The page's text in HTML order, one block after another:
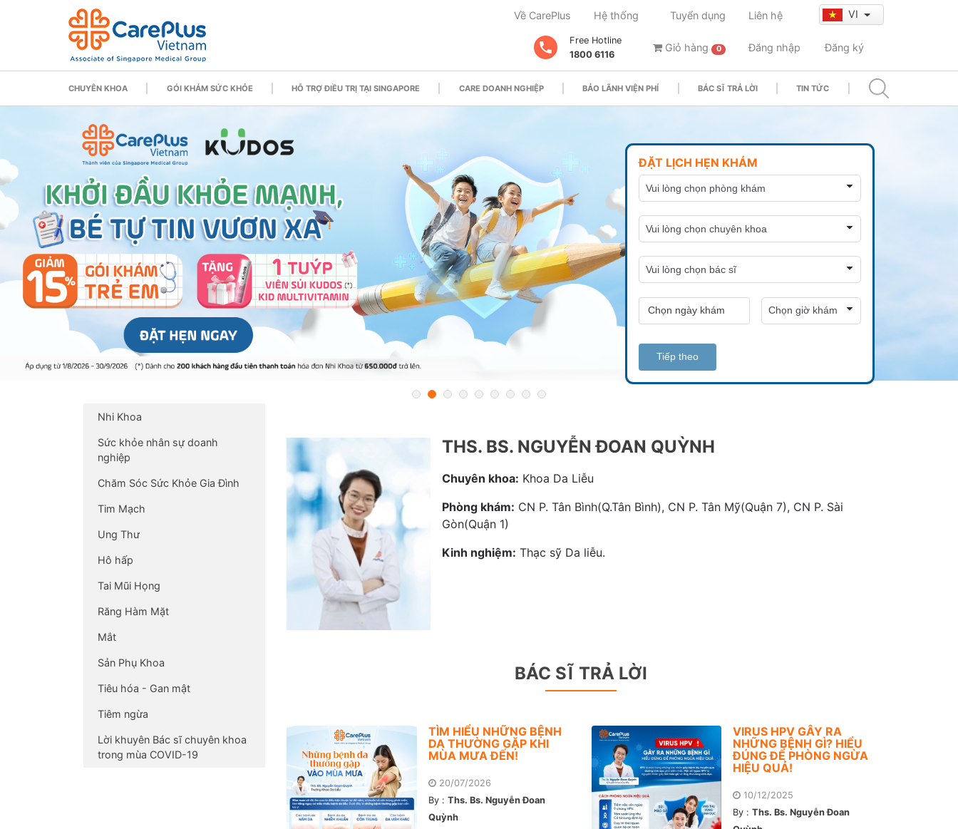
Về CarePlus Hệ thống Tuyển dụng Liên hệ VI
Free Hotline
1800 6116
Giỏ hàng 0 Đăng nhập Đăng ký
CHUYÊN KHOA GÓI KHÁM SỨC KHỎE HỖ TRỢ ĐIỀU TRỊ TẠI SINGAPORE CARE DOANH NGHIỆP BẢO LÃNH VIỆN PHÍ BÁC SĨ TRẢ LỜI TIN TỨC
ĐẶT LỊCH HẸN KHÁM
Tiếp theo
THS. BS. NGUYỄN ĐOAN QUỲNH
Chuyên khoa: Khoa Da Liễu
Phòng khám: CN P. Tân Bình(Q.Tân Bình), CN P. Tân Mỹ(Quận 7), CN P. Sài
Gòn(Quận 1)
Kinh nghiệm: Thạc sỹ Da liễu.
BÁC SĨ TRẢ LỜI
TÌM HIỂU NHỮNG BỆNH
DA THƯỜNG GẶP KHI
MÙA MƯA ĐẾN!
20/07/2026
By : Ths. Bs. Nguyễn Đoan
Quỳnh
VIRUS HPV GÂY RA
NHỮNG BỆNH GÌ? HIỂU
ĐÚNG ĐỂ PHÒNG NGỪA
HIỆU QUẢ!
10/12/2025
By :Ths. Bs. Nguyễn Đoan
Nhi Khoa
Sức khỏe nhân sự doanh
nghiệp
Chăm Sóc Sức Khỏe Gia Đình
Tim Mạch
Ung Thư
Hô hấp
Tai Mũi Họng
Răng Hàm Mặt
Mắt
Sản Phụ Khoa
Tiêu hóa - Gan mật
Tiêm ngừa
Lời khuyên Bác sĩ chuyên khoa
trong mùa COVID-19